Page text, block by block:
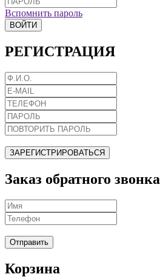
Вспомнить пароль
ВОЙТИ
РЕГИСТРАЦИЯ
ЗАРЕГИСТРИРОВАТЬСЯ
Заказ обратного звонка
Отправить
Корзина